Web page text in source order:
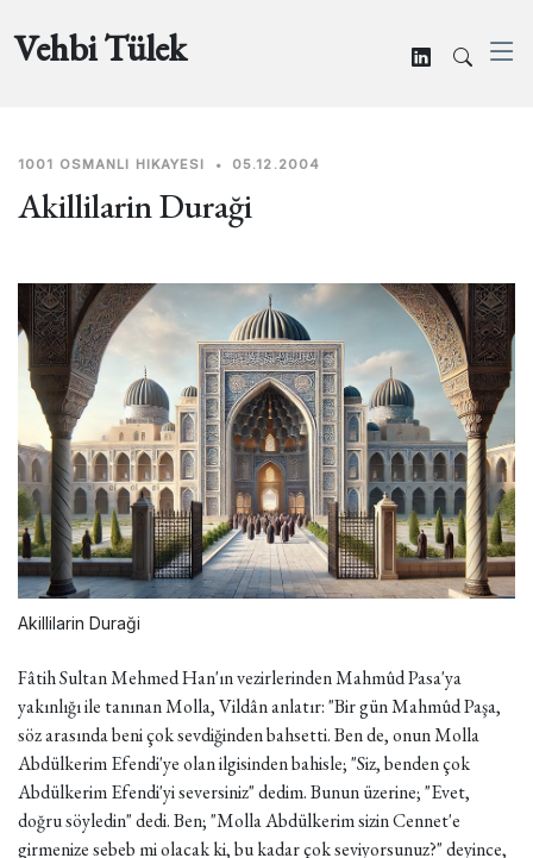
Vehbi Tülek
1001 OSMANLI HIKAYESI • 05.12.2004
Akillilarin Duraği
Akillilarin Duraği
Fâtih Sultan Mehmed Han'ın vezirlerinden Mahmûd Pasa'ya
yakınlığı ile tanınan Molla, Vildân anlatır: "Bir gün Mahmûd Paşa,
söz arasında beni çok sevdiğinden bahsetti. Ben de, onun Molla
Abdülkerim Efendi'ye olan ilgisinden bahisle; "Siz, benden çok
Abdülkerim Efendi'yi seversiniz" dedim. Bunun üzerine; "Evet,
doğru söyledin" dedi. Ben; "Molla Abdülkerim sizin Cennet'e
girmenize sebeb mi olacak ki, bu kadar çok seviyorsunuz?" deyince,